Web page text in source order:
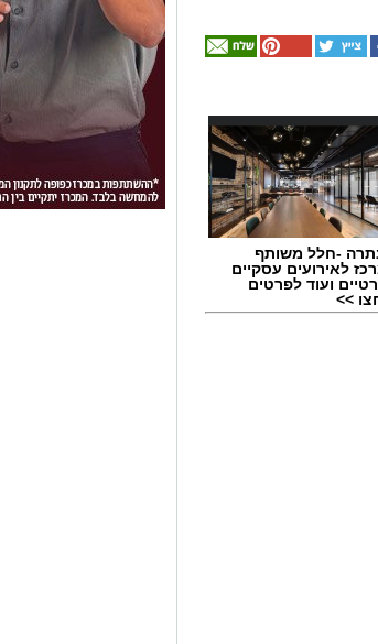
-חלל משותף
לאירועים עסקיים
ועוד לפרטים
>>